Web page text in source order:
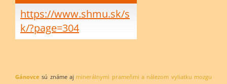
https://www.shmu.sk/s
k/?page=304
Gánovce sú známe aj minerálnymi prameňmi a nálezom vyliatku mozgu